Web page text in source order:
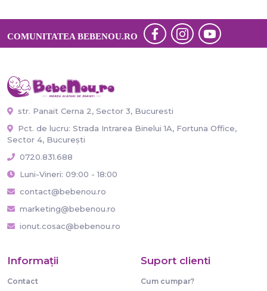
COMUNITATEA BEBENOU.RO
str. Panait Cerna 2, Sector 3, Bucuresti
Pct. de lucru: Strada Intrarea Binelui 1A, Fortuna Office,
Sector 4, București
0720.831.688
Luni-Vineri: 09:00 - 18:00
contact@bebenou.ro
marketing@bebenou.ro
ionut.cosac@bebenou.ro
Informaţii
Contact
Suport clienti
Cum cumpar?